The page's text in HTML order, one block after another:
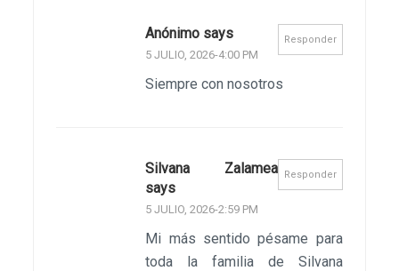
Responder
Anónimo says
5 JULIO, 2026-4:00 PM
Siempre con nosotros
Responder
Silvana Zalamea
says
5 JULIO, 2026-2:59 PM
Mi más sentido pésame para
toda la familia de Silvana